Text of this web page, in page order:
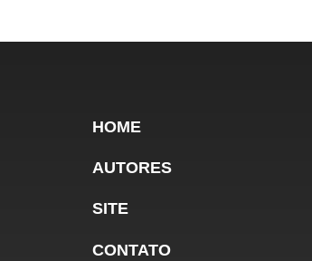
HOME
AUTORES
SITE
CONTATO